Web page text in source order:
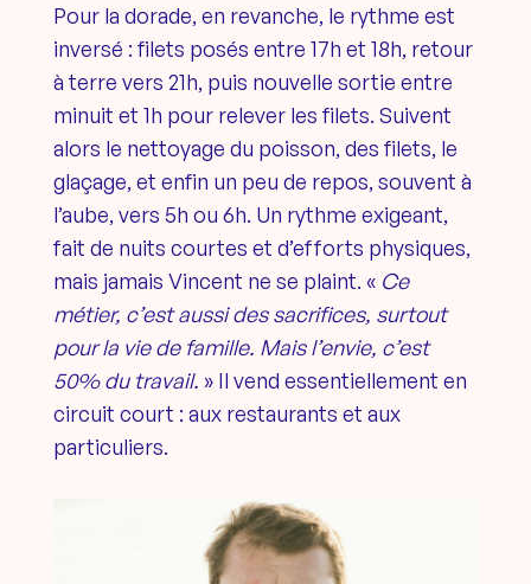
Pour la dorade, en revanche, le rythme est
inversé : filets posés entre 17h et 18h, retour
à terre vers 21h, puis nouvelle sortie entre
minuit et 1h pour relever les filets. Suivent
alors le nettoyage du poisson, des filets, le
glaçage, et enfin un peu de repos, souvent à
l’aube, vers 5h ou 6h. Un rythme exigeant,
fait de nuits courtes et d’efforts physiques,
mais jamais Vincent ne se plaint. « Ce
métier, c’est aussi des sacrifices, surtout
pour la vie de famille. Mais l’envie, c’est
50% du travail. » Il vend essentiellement en
circuit court : aux restaurants et aux
particuliers.